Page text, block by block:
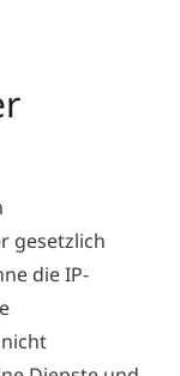
gesetzlich
die IP-